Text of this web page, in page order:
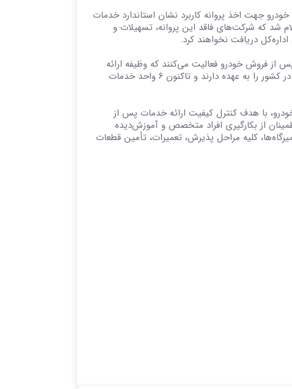
جهت اخذ پروانه کاربرد نشان استاندارد خدمات
شد که شرکت‌های فاقد این پروانه، تسهیلات و
دریافت نخواهند کرد.
تهران بیش از ۴۰۰ نمایندگی خدمات پس از فروش خودرو فعالیت می‌کنند که وظیفه ارائه
خدمات به مشتریان محصولات بیش از ۵۵ تولیدکننده و عرضه‌کننده خودرو در کشور را به عهده دارند و تاکنون ۶ واحد خدمات
با هدف کنترل کیفیت ارائه خدمات پس از
از بکارگیری افراد متخصص و آموزش‌دیده
کلیه مراحل پذیرش، تعمیرات، تأمین قطعات